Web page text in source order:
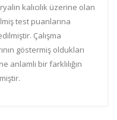
kalıcılık üzerine olan
test puanlarına
Çalışma
göstermiş oldukları
anlamlı bir farklılığın